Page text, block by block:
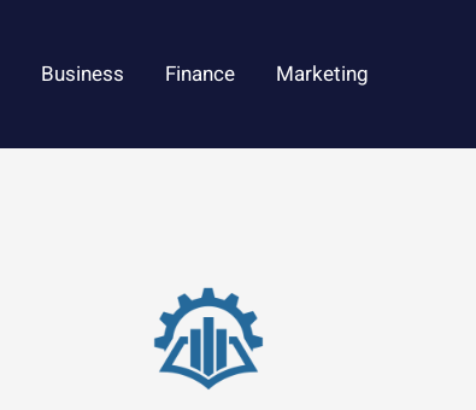
Business Finance Marketing